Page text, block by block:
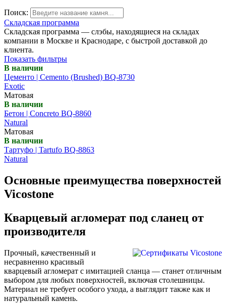
Поиск:
Складская программа
Складская программа — слэбы, находящиеся на складах
компании в Москве и Краснодаре, с быстрой доставкой до
клиента.
Показать фильтры
В наличии
Цементо | Cemento (Brushed) BQ-8730
Exotic
Матовая
В наличии
Бетон | Concreto BQ-8860
Natural
Матовая
В наличии
Тартуфо | Tartufo BQ-8863
Natural
Основные преимущества поверхностей
Vicostone
Кварцевый агломерат под сланец от
производителя
Прочный, качественный и
несравненно красивый
кварцевый агломерат с имитацией сланца — станет отличным
выбором для любых поверхностей, включая столешницы.
Материал не требует особого ухода, а выглядит также как и
натуральный камень.